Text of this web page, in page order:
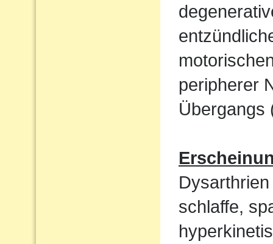
peripherer
Übergangs
schlaffe,